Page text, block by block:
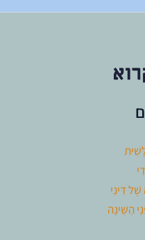
דִּינִי
הַשֵּׁינָה